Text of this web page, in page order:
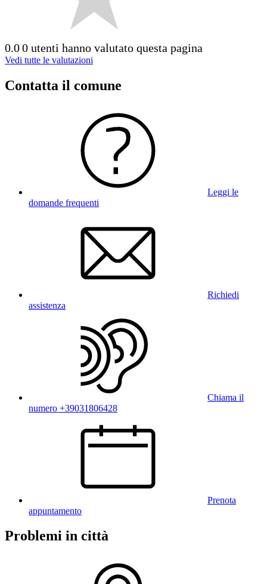
0.00 utenti hanno valutato questa pagina
Vedi tutte le valutazioni
Contatta il comune
Leggi le
domande frequenti
Richiedi
assistenza
Chiama il
numero +39031806428
Prenota
appuntamento
Problemi in città